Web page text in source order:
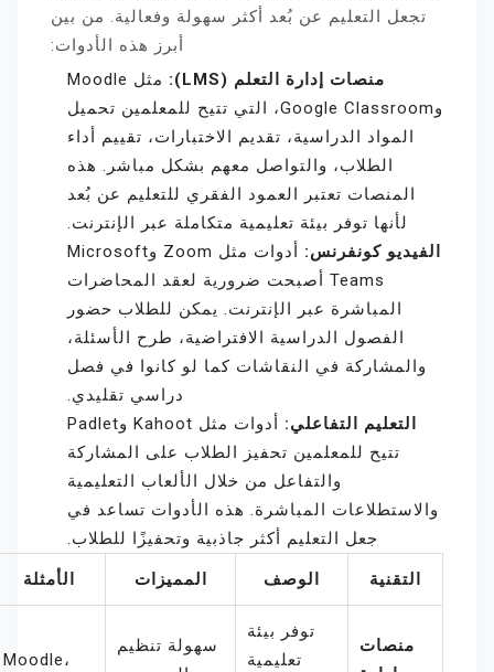
تجعل التعليم عن بُعد أكثر سهولة وفعالية. من بين
أبرز هذه الأدوات:
منصات إدارة التعلم(LMS):
مثل Moodle
وGoogle Classroom، التي تتيح للمعلمين تحميل
المواد الدراسية، تقديم الاختبارات، تقييم أداء
الطلاب، والتواصل معهم بشكل مباشر. هذه
المنصات تعتبر العمود الفقري للتعليم عن بُعد
لأنها توفر بيئة تعليمية متكاملة عبر الإنترنت.
الفيديو كونفرنس:
أدوات مثل Zoom وMicrosoft
Teams أصبحت ضرورية لعقد المحاضرات
المباشرة عبر الإنترنت. يمكن للطلاب حضور
الفصول الدراسية الافتراضية، طرح الأسئلة،
والمشاركة في النقاشات كما لو كانوا في فصل
دراسي تقليدي.
التعليم التفاعلي:
أدوات مثل Kahoot وPadlet
تتيح للمعلمين تحفيز الطلاب على المشاركة
والتفاعل من خلال الألعاب التعليمية
والاستطلاعات المباشرة. هذه الأدوات تساعد في
جعل التعليم أكثر جاذبية وتحفيزًا للطلاب.
التقنية الوصف المميزات الأمثلة
منصات
توفر بيئة
تعليمية
سهولة تنظيم
Moodle،